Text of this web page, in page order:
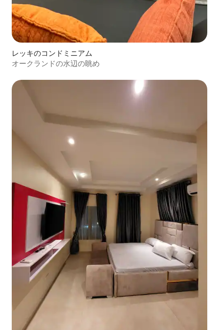
レッキのコンドミニアム
オークランドの水辺の眺め